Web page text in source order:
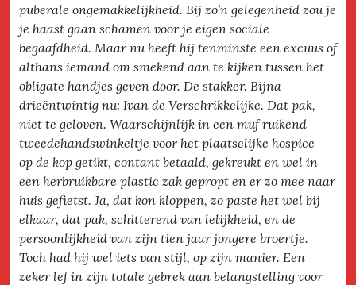
puberale ongemakkelijkheid. Bij zo’n gelegenheid zou je
je haast gaan schamen voor je eigen sociale
begaafdheid. Maar nu heeft hij tenminste een excuus of
althans iemand om smekend aan te kijken tussen het
obligate handjes geven door. De stakker. Bijna
drieëntwintig nu: Ivan de Verschrikkelijke. Dat pak,
niet te geloven. Waarschijnlijk in een muf ruikend
tweedehandswinkeltje voor het plaatselijke hospice
op de kop getikt, contant betaald, gekreukt en wel in
een herbruikbare plastic zak gepropt en er zo mee naar
huis gefietst. Ja, dat kon kloppen, zo paste het wel bij
elkaar, dat pak, schitterend van lelijkheid, en de
persoonlijkheid van zijn tien jaar jongere broertje.
Toch had hij wel iets van stijl, op zijn manier. Een
zeker lef in zijn totale gebrek aan belangstelling voor